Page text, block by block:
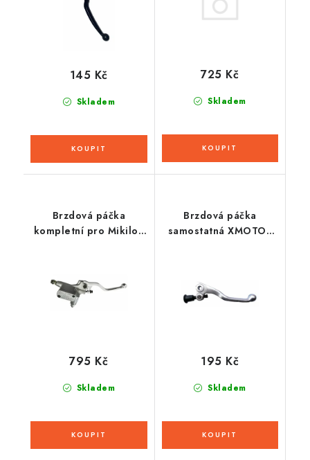
Skladem
145 Kč
Skladem
725 Kč
Brzdová páčka
kompletní pro Mikilon
Skladem
795 Kč
Brzdová páčka
samostatná XMOTOS
Skladem
195 Kč